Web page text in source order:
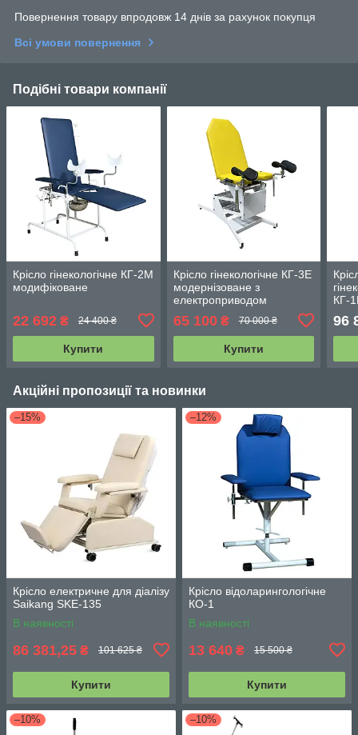
Повернення товару впродовж 14 днів за рахунок покупця
Всі умови повернення
Подібні товари компанії
Крісло гінекологічне КГ-2М
модифіковане
22 692 ₴ 24 400 ₴
Купити
Крісло гінекологічне КГ-3Е
модернізоване з
електроприводом
65 100₴ 70 000 ₴
Купити
КГ-
96
Акційні пропозиції та новинки
–15%
Крісло електричне для діалізу
Saikang SKE-135
В наявності
86 381,25 ₴ 101 625 ₴
Купити
–12%
Крісло відоларингологічне
КО-1
В наявності
13 640 ₴ 15 500 ₴
Купити
–10% –10%